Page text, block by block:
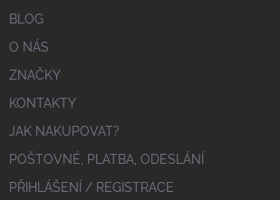
BLOG
O NÁS
ZNAČKY
KONTAKTY
JAK NAKUPOVAT?
POŠTOVNÉ, PLATBA, ODESLÁNÍ
PŘIHLÁŠENÍ / REGISTRACE